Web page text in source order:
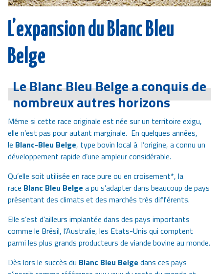
L’expansion du Blanc Bleu
Belge
Le Blanc Bleu Belge a conquis de
nombreux autres horizons
Même si cette race originale est née sur un territoire exigu,
elle n’est pas pour autant marginale. En quelques années,
le Blanc-Bleu Belge, type bovin local à l’origine, a connu un
développement rapide d’une ampleur considérable.
Qu’elle soit utilisée en race pure ou en croisement*, la
race Blanc Bleu Belge a pu s’adapter dans beaucoup de pays
présentant des climats et des marchés très différents.
Elle s’est d’ailleurs implantée dans des pays importants
comme le Brésil, l’Australie, les Etats-Unis qui comptent
parmi les plus grands producteurs de viande bovine au monde.
Dès lors le succès du Blanc Bleu Belge dans ces pays